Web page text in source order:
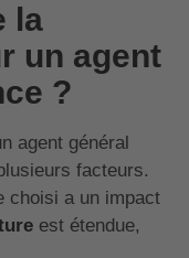
la
un agent
?
agent général
facteurs.
choisi a un impact
est étendue,